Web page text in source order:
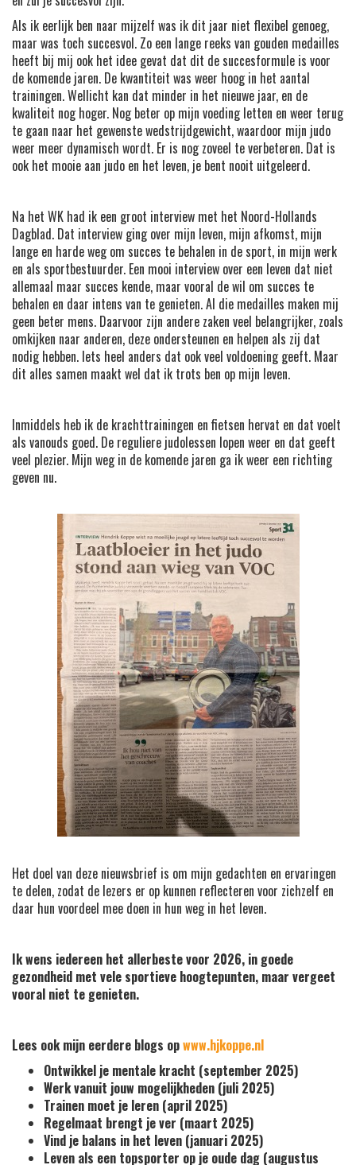
Als ik eerlijk ben naar mijzelf was ik dit jaar niet flexibel genoeg,
maar was toch succesvol. Zo een lange reeks van gouden medailles
heeft bij mij ook het idee gevat dat dit de succesformule is voor
de komende jaren. De kwantiteit was weer hoog in het aantal
trainingen. Wellicht kan dat minder in het nieuwe jaar, en de
kwaliteit nog hoger. Nog beter op mijn voeding letten en weer terug
te gaan naar het gewenste wedstrijdgewicht, waardoor mijn judo
weer meer dynamisch wordt. Er is nog zoveel te verbeteren. Dat is
ook het mooie aan judo en het leven, je bent nooit uitgeleerd.
Na het WK had ik een groot interview met het Noord-Hollands
Dagblad. Dat interview ging over mijn leven, mijn afkomst, mijn
lange en harde weg om succes te behalen in de sport, in mijn werk
en als sportbestuurder. Een mooi interview over een leven dat niet
allemaal maar succes kende, maar vooral de wil om succes te
behalen en daar intens van te genieten. Al die medailles maken mij
geen beter mens. Daarvoor zijn andere zaken veel belangrijker, zoals
omkijken naar anderen, deze ondersteunen en helpen als zij dat
nodig hebben. Iets heel anders dat ook veel voldoening geeft. Maar
dit alles samen maakt wel dat ik trots ben op mijn leven.
Inmiddels heb ik de krachttrainingen en fietsen hervat en dat voelt
als vanouds goed. De reguliere judolessen lopen weer en dat geeft
veel plezier. Mijn weg in de komende jaren ga ik weer een richting
geven nu.
Het doel van deze nieuwsbrief is om mijn gedachten en ervaringen
te delen, zodat de lezers er op kunnen reflecteren voor zichzelf en
daar hun voordeel mee doen in hun weg in het leven.
Ik wens iedereen het allerbeste voor 2026, in goede
gezondheid met vele sportieve hoogtepunten, maar vergeet
vooral niet te genieten.
Lees ook mijn eerdere blogs opwww.hjkoppe.nl
Ontwikkel je mentale kracht (september 2025)
Werk vanuit jouw mogelijkheden (juli 2025)
Trainen moet je leren (april 2025)
Regelmaat brengt je ver (maart 2025)
Vind je balans in het leven (januari 2025)
Leven als een topsporter op je oude dag (augustus